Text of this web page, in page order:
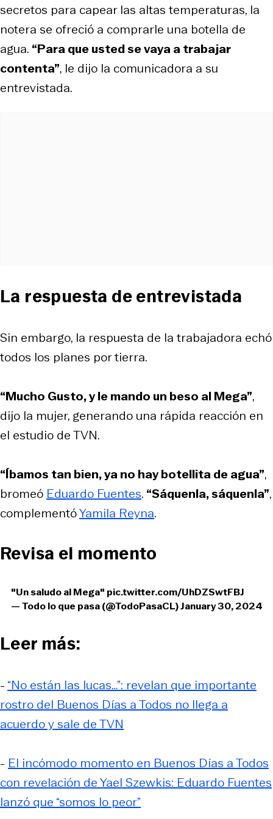
secretos para capear las altas temperaturas, la
notera se ofreció a comprarle una botella de
agua. “Para que usted se vaya a trabajar
contenta”, le dijo la comunicadora a su
entrevistada.
La respuesta de entrevistada
Sin embargo, la respuesta de la trabajadora echó
todos los planes por tierra.
“Mucho Gusto, y le mando un beso al Mega”,
dijo la mujer, generando una rápida reacción en
el estudio de TVN.
“Íbamos tan bien, ya no hay botellita de agua”,
bromeó Eduardo Fuentes. “Sáquenla, sáquenla”,
complementóYamila Reyna.
Revisa el momento
"Un saludo al Mega" pic.twitter.com/UhDZSwtFBJ
— Todo lo que pasa (@TodoPasaCL)January 30, 2024
Leer más:
- “No están las lucas…”: revelan que importante
rostro del Buenos Días a Todos no llega a
acuerdo y sale de TVN
- El incómodo momento en Buenos Días a Todos
con revelación de Yael Szewkis: Eduardo Fuentes
lanzó que “somos lo peor”